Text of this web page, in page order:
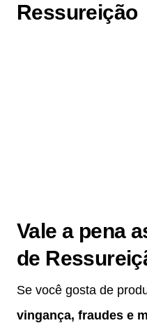
Ressureição
Vale a pena
de
Se você gosta de
vingança, fraudes e